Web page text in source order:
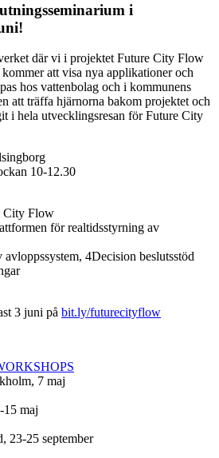
i
där vi i projektet Future City Flow
att visa nya applikationer och
hos vattenbolag och i kommunens
att träffa hjärnorna bakom projektet och
i hela utvecklingsresan för Future City
10‐12.30
City Flow
för realtidsstyrning av
4Decision beslutsstöd
3 juni på bit.ly/futurecityflow
7 maj
15 maj
23-25 september